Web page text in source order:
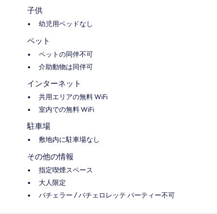
子供
幼児用ベッドなし
ペット
ペットの同伴不可
介助動物は同伴可
インターネット
共用エリアの無料 WiFi
室内での無料 WiFi
駐車場
敷地内に駐車場なし
その他の情報
指定喫煙スペース
大人限定
バチェラー / バチェロレッテ パーティー不可